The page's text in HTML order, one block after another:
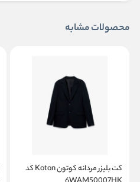
محصولات مشابه
کت بلیزر مردانه کوتون Koton کد